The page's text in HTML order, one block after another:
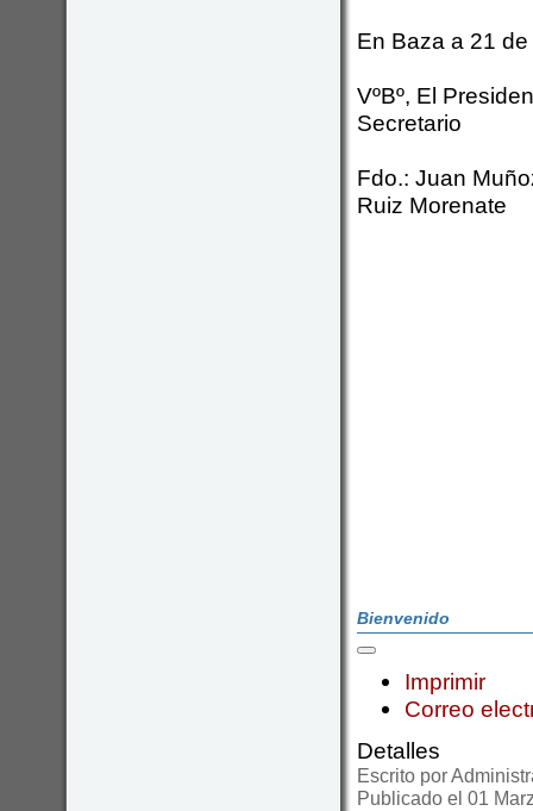
En Baza a 21
Secretario
Fdo.: Juan
Ruiz Morenate
Bienvenido
Imprimir
Correo
Detalles
Escrito por
Publicado el 01